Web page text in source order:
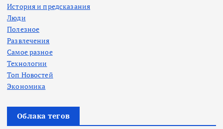
История и предсказания
Люди
Полезное
Развлечения
Самое разное
Технологии
Топ Новостей
Экономика
Облака тегов